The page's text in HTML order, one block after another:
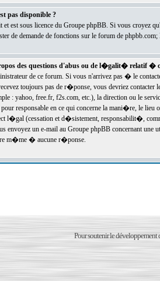
pas disponible ?
est sous licence du Groupe phpBB. Si vous croyez
de demande de fonctions sur le forum de
des questions d'abus ou de l�galit� relatif �
de ce forum. Si vous n'arrivez pas � le
toujours pas de r�ponse, vous devriez
: yahoo, free.fr, f2s.com, etc.), la direction ou le
responsable en ce qui concerne la mani�re, le
l�gal (cessation et d�sistement, responsabilit�,
un e-mail au Groupe phpBB concernant une
m�me � aucune r�ponse.
Pour soutenir le développement